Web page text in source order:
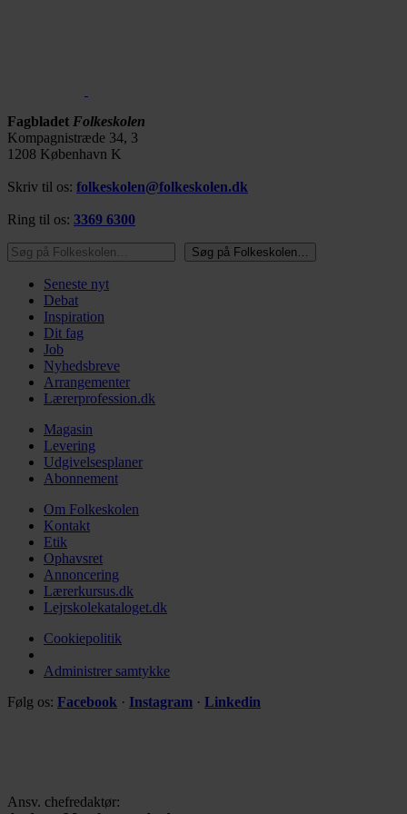
Fagbladet Folkeskolen
Kompagnistræde 34, 3
1208 København K
Skriv til os: folkeskolen@folkeskolen.dk
Ring til os: 3369 6300
Søg på Folkeskolen…
Søg på Folkeskolen…
Seneste nyt
Debat
Inspiration
Dit fag
Job
Nyhedsbreve
Arrangementer
Lærerprofession.dk
Magasin
Levering
Udgivelsesplaner
Abonnement
Om Folkeskolen
Kontakt
Etik
Ophavsret
Annoncering
Lærerkursus.dk
Lejrskolekataloget.dk
Cookiepolitik
Administrer samtykke
Følg os: Facebook · Instagram · Linkedin
Ansv. chefredaktør: